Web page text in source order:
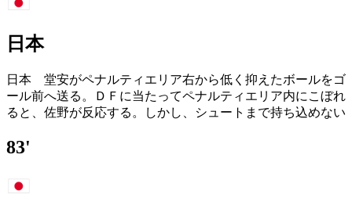
日本
日本 堂安がペナルティエリア右から低く抑えたボールをゴ
ール前へ送る。ＤＦに当たってペナルティエリア内にこぼれ
ると、佐野が反応する。しかし、シュートまで持ち込めない
83'